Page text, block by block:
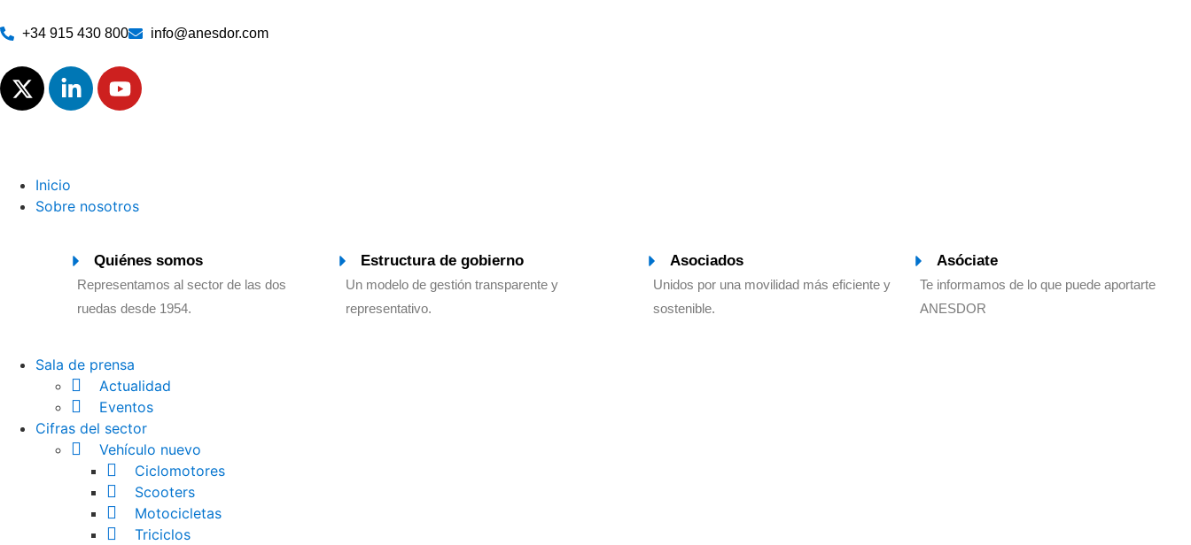
+34 915 430 800 info@anesdor.com
Inicio
Sobre nosotros
Quiénes somos
Representamos al sector de las dos
ruedas desde 1954.
Estructura de gobierno
Un modelo de gestión transparente y
representativo.
Asociados
Unidos por una movilidad más eficiente y
sostenible.
Asóciate
Te informamos de lo que puede aportarte
ANESDOR
Sala de prensa
Actualidad
Eventos
Cifras del sector
Vehículo nuevo
Ciclomotores
Scooters
Motocicletas
Triciclos